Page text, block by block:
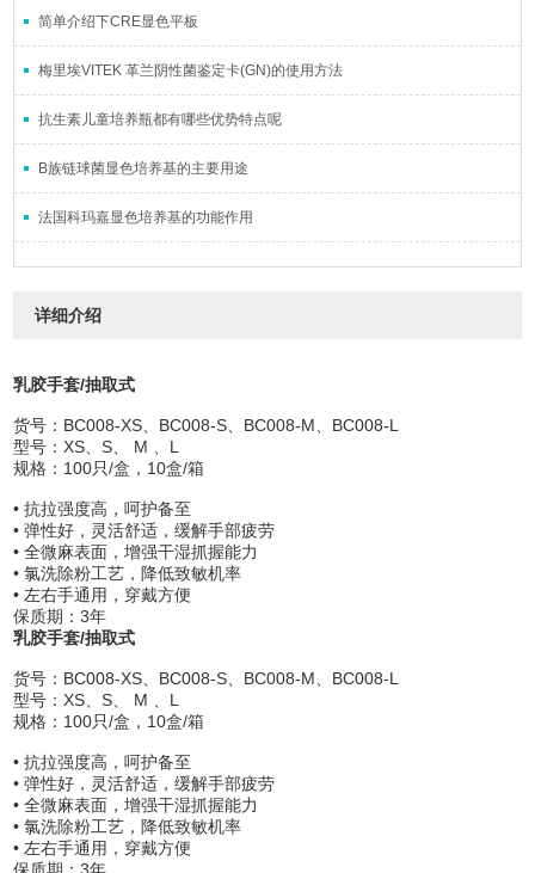
简单介绍下CRE显色平板
梅里埃VITEK 革兰阴性菌鉴定卡(GN)的使用方法
抗生素儿童培养瓶都有哪些优势特点呢
B族链球菌显色培养基的主要用途
法国科玛嘉显色培养基的功能作用
详细介绍
乳胶手套/抽取式
货号：BC008-XS、BC008-S、BC008-M、BC008-L
型号：XS、S、 M 、L
规格：100只/盒，10盒/箱
• 抗拉强度高，呵护备至
• 弹性好，灵活舒适，缓解手部疲劳
• 全微麻表面，增强干湿抓握能力
• 氯洗除粉工艺，降低致敏机率
• 左右手通用，穿戴方便
保质期：3年
乳胶手套/抽取式
货号：BC008-XS、BC008-S、BC008-M、BC008-L
型号：XS、S、 M 、L
规格：100只/盒，10盒/箱
• 抗拉强度高，呵护备至
• 弹性好，灵活舒适，缓解手部疲劳
• 全微麻表面，增强干湿抓握能力
• 氯洗除粉工艺，降低致敏机率
• 左右手通用，穿戴方便
保质期：3年